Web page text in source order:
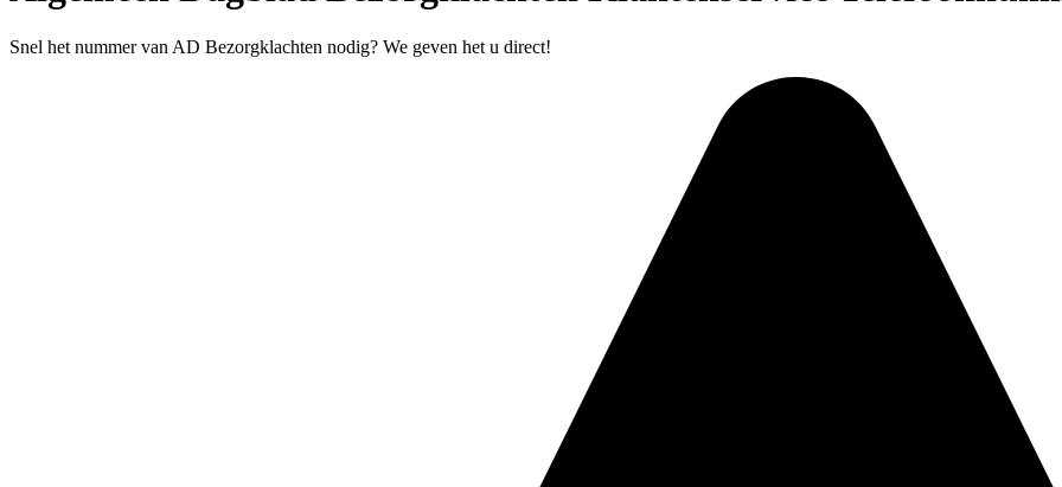
Snel het nummer van AD Bezorgklachten nodig? We geven het u direct!